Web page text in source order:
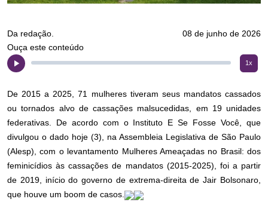
Da redação.
08 de junho de 2026
Ouça este conteúdo
1x
De 2015 a 2025, 71 mulheres tiveram seus mandatos cassados
ou tornados alvo de cassações malsucedidas, em 19 unidades
federativas. De acordo com o Instituto E Se Fosse Você, que
divulgou o dado hoje (3), na Assembleia Legislativa de São Paulo
(Alesp), com o levantamento Mulheres Ameaçadas no Brasil: dos
feminicídios às cassações de mandatos (2015-2025), foi a partir
de 2019, início do governo de extrema-direita de Jair Bolsonaro,
que houve um boom de casos.